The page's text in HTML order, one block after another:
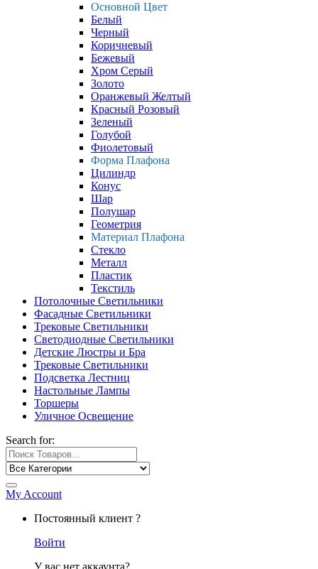
Основной Цвет
Белый
Черный
Коричневый
Бежевый
Хром Серый
Золото
Оранжевый Желтый
Красный Розовый
Зеленый
Голубой
Фиолетовый
Форма Плафона
Цилиндр
Конус
Шар
Полушар
Геометрия
Материал Плафона
Стекло
Металл
Пластик
Текстиль
Потолочные Светильники
Фасадные Светильники
Трековые Светильники
Светодиодные Светильники
Детские Люстры и Бра
Трековые Светильники
Подсветка Лестниц
Настольные Лампы
Торшеры
Уличное Освещение
Search for:
My Account
Постоянный клиент ?
Войти
У вас нет аккаунта?